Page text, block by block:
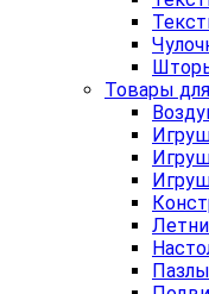
Товары
Пазлы